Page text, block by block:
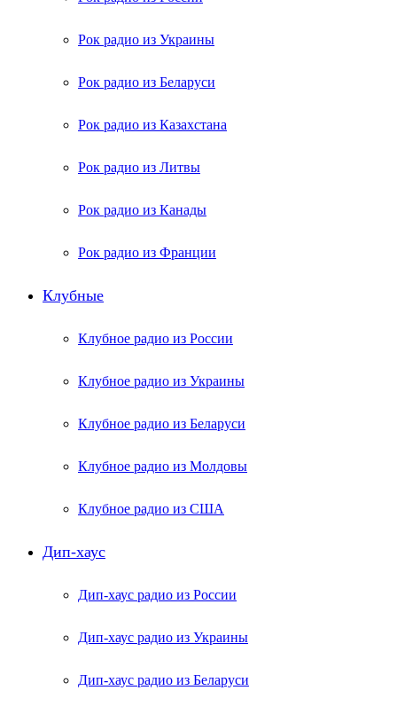
Рок радио из Украины
Рок радио из Беларуси
Рок радио из Казахстана
Рок радио из Литвы
Рок радио из Канады
Рок радио из Франции
Клубные
Клубное радио из России
Клубное радио из Украины
Клубное радио из Беларуси
Клубное радио из Молдовы
Клубное радио из США
Дип-хаус
Дип-хаус радио из России
Дип-хаус радио из Украины
Дип-хаус радио из Беларуси